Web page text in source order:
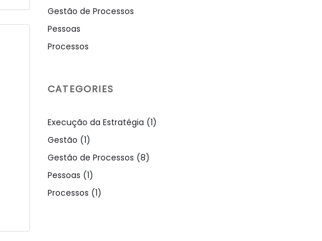
Gestão de Processos
Pessoas
Processos
CATEGORIES
Execução da Estratégia (1)
Gestão (1)
Gestão de Processos (8)
Pessoas (1)
Processos (1)